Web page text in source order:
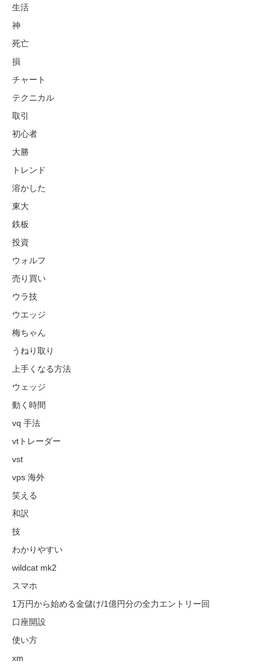
生活
神
死亡
損
チャート
テクニカル
取引
初心者
大勝
トレンド
溶かした
東大
鉄板
投資
ウォルフ
売り買い
ウラ技
ウエッジ
梅ちゃん
うねり取り
上手くなる方法
ウェッジ
動く時間
vq 手法
vtトレーダー
vst
vps 海外
笑える
和訳
技
わかりやすい
wildcat mk2
スマホ
1万円から始める金儲け/1億円分の全力エントリー回
口座開設
使い方
xm